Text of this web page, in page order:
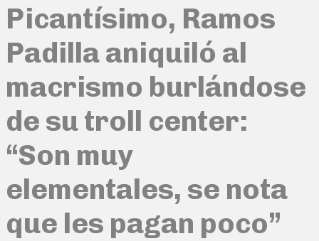
Picantísimo, Ramos
Padilla aniquiló al
macrismo burlándose
de su troll center:
“Son muy
elementales, se nota
que les pagan poco”